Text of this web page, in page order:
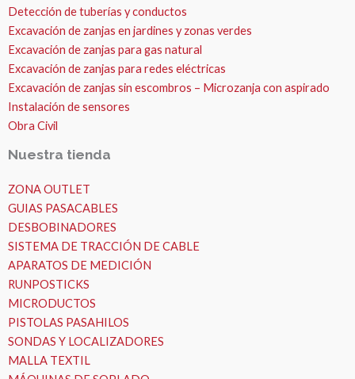
Detección de tuberías y conductos
Excavación de zanjas en jardines y zonas verdes
Excavación de zanjas para gas natural
Excavación de zanjas para redes eléctricas
Excavación de zanjas sin escombros – Microzanja con aspirado
Instalación de sensores
Obra Civil
Nuestra tienda
ZONA OUTLET
GUIAS PASACABLES
DESBOBINADORES
SISTEMA DE TRACCIÓN DE CABLE
APARATOS DE MEDICIÓN
RUNPOSTICKS
MICRODUCTOS
PISTOLAS PASAHILOS
SONDAS Y LOCALIZADORES
MALLA TEXTIL